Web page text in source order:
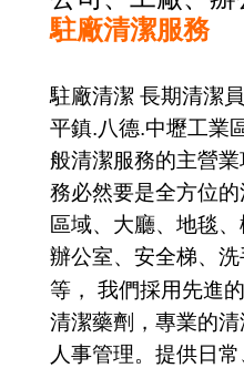
駐廠清潔服務
駐廠清潔 長期清潔
平鎮.八德.中壢工業
般清潔服務的主營
務必然要是全方位
區域、大廳、地毯、
辦公室、安全梯、
等， 我們採用先進
清潔藥劑，專業的
人事管理。提供日